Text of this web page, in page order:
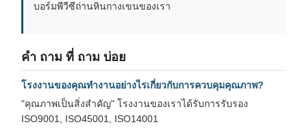
บอร์มพีวีซีถ่านหินกางเขนของเรา
คํา ถาม ที่ ถาม บ่อย
โรงงานของคุณทํางานอย่างไรเกี่ยวกับการควบคุมคุณภาพ?
"คุณภาพเป็นสิ่งสําคัญ" โรงงานของเราได้รับการรับรอง
ISO9001, ISO45001, ISO14001